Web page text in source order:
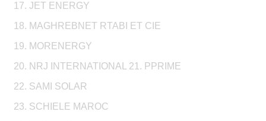
17. JET ENERGY
18. MAGHREBNET RTABI ET CIE
19. MORENERGY
20. NRJ INTERNATIONAL 21. PPRIME
22. SAMI SOLAR
23. SCHIELE MAROC